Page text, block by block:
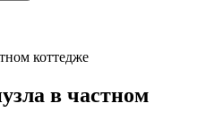
коттедже
в частном